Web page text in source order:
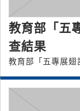
教育部「五
查結果
教育部「五專展翅